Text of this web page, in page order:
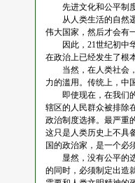
先进文化和公平制度
从人类生活的自然逻
伟大国家，然后才会有
因此，21世纪初中华
在政治上已经发生了根
当然，在人类社会，
力的滥用。传统上，中
即使现在，在我们的
辖区的人民群众被排除
政治制度选择。最严重
这只是人类历史上不具
国的政治家，是一个必
显然，没有公平的选
的同时，必须制定出造